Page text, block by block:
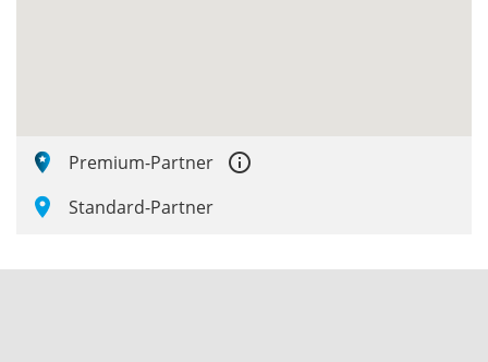
Premium-Partner error_outline
Standard-Partner